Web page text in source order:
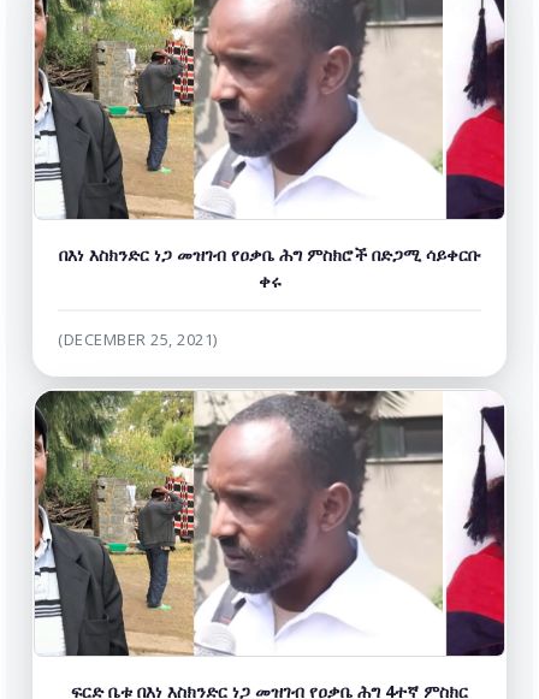
በእነ እስክንድር ነጋ መዝገብ የዐቃቤ ሕግ ምስክሮች በድጋሚ ሳይቀርቡ
ቀሩ
(DECEMBER 25, 2021)
ፍርድ ቤቱ በእነ እስክንድር ነጋ መዝገብ የዐቃቤ ሕግ 4ተኛ ምስክር